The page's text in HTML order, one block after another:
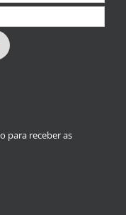
para receber as